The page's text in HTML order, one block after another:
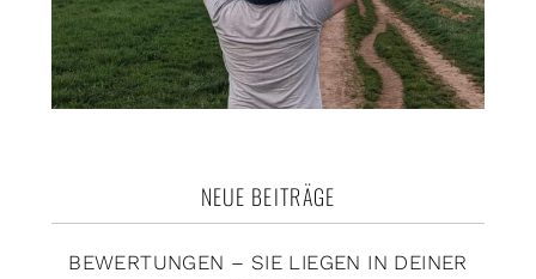
NEUE BEITRÄGE
BEWERTUNGEN – SIE LIEGEN IN DEINER